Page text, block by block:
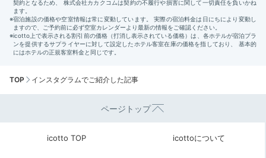
TOP インスタグラムでご紹介した記事
ページトップ
icotto TOP icottoについて